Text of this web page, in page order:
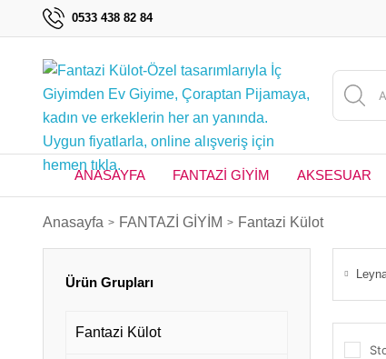
0533 438 82 84
ANASAYFA FANTAZİ GİYİM AKSESUAR
Anasayfa FANTAZİ GİYİM Fantazi Külot
Ürün Grupları
Fantazi Külot